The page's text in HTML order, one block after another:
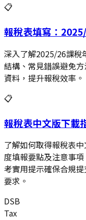
📋
報稅表填寫：
深入了解2025/26課稅
結構、常見錯誤避免
資料，提升報稅效率。
📋
報稅表中文版下載
了解如何取得報稅表
度填報要點及注意事
考實用提示確保合規
要求。
DSB
Tax